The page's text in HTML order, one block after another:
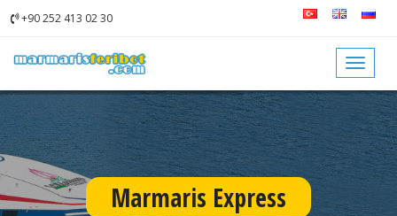
+90 252 413 02 30
Toggle
Marmaris Express